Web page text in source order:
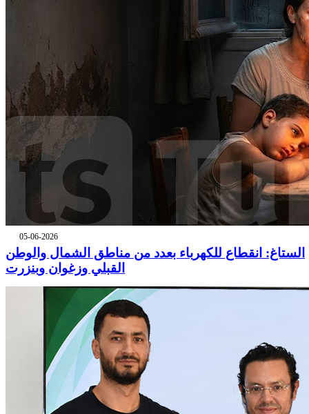
05-06-2026
الستاغ: انقطاع للكهرباء بعدد من مناطق الشمال والوطن
القبلي وزغوان وبنزرت